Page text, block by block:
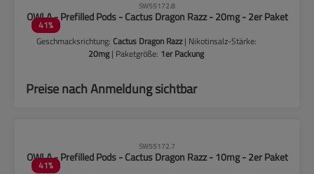
41%
SW55172.8
OWLA - Prefilled Pods - Cactus Dragon Razz - 20mg - 2er Paket
Geschmacksrichtung: Cactus Dragon Razz| Nikotinsalz-Stärke:
20mg| Paketgröße: 1er Packung
Preise nach Anmeldung sichtbar
41%
SW55172.7
OWLA - Prefilled Pods - Cactus Dragon Razz - 10mg - 2er Paket